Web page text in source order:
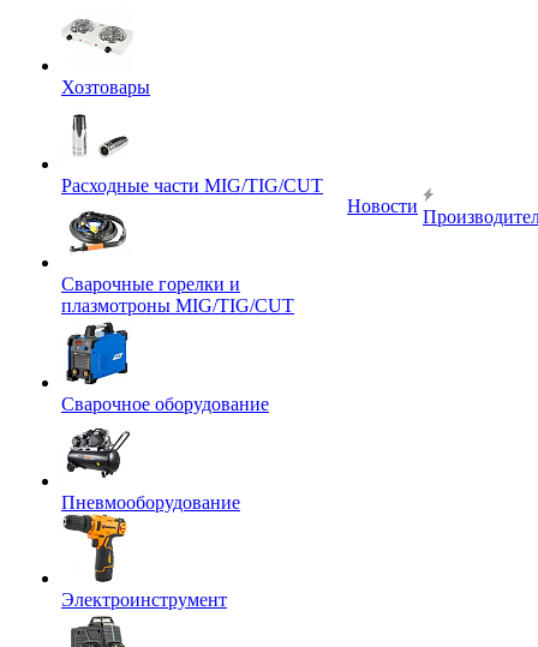
Хозтовары
Расходные части MIG/TIG/CUT
Сварочные горелки и
плазмотроны MIG/TIG/CUT
Сварочное оборудование
Пневмооборудование
Электроинструмент
Новости